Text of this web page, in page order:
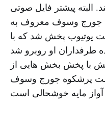
البته پیشتر فایل صوتی
جورج وسوف معروف به
یوتیوب پخش شد که با
با پخش بخش هایی از
پرشکوه جورج وسوف